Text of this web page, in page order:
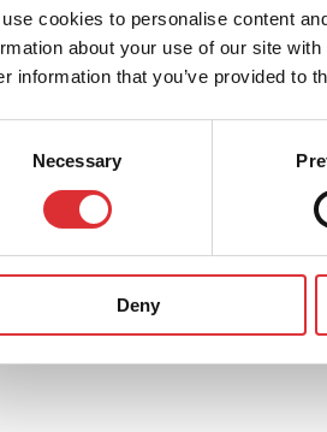
cookies to personalise content
about your use of our site
information that you’ve provided to
Necessary
Deny
spørgsmål eller forespørgsler